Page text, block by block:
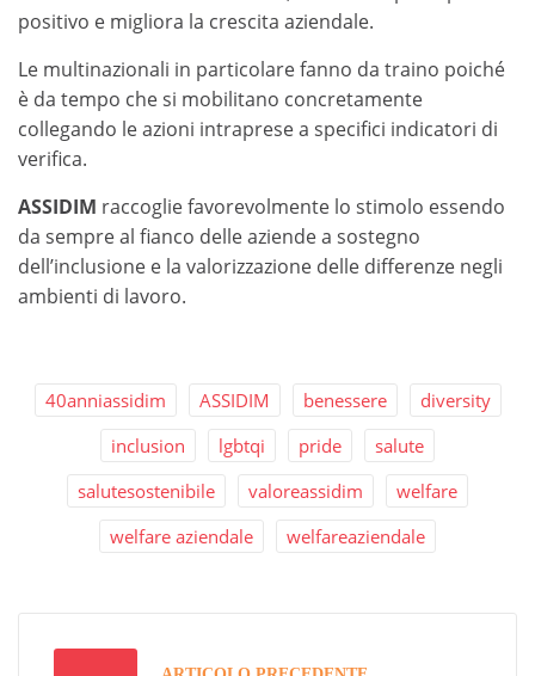
positivo e migliora la crescita aziendale.
Le multinazionali in particolare fanno da traino poiché
è da tempo che si mobilitano concretamente
collegando le azioni intraprese a specifici indicatori di
verifica.
ASSIDIM raccoglie favorevolmente lo stimolo essendo
da sempre al fianco delle aziende a sostegno
dell’inclusione e la valorizzazione delle differenze negli
ambienti di lavoro.
40anniassidim ASSIDIM benessere
diversity
inclusion
lgbtqi pride
salute
salutesostenibile
valoreassidim
welfare
welfare aziendale
welfareaziendale